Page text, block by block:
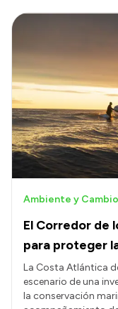
El Corredor de
para proteger
Ambiente y
La Costa Atlántica
escenario de una
la conservación